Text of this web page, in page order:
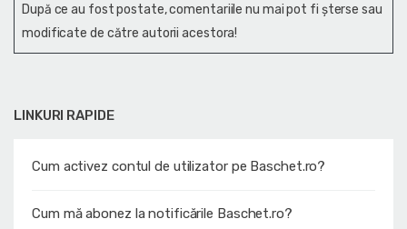
LINKURI RAPIDE
Cum activez contul de utilizator pe Baschet.ro?
Cum mă abonez la notificările Baschet.ro?
După ce au fost postate, comentariile nu mai pot fi șterse sau
modificate de către autorii acestora!